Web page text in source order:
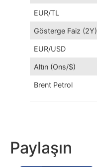
EUR/TL
Gösterge Faiz (2Y)
EUR/USD
Altın (Ons/$)
Brent Petrol
Paylaşın